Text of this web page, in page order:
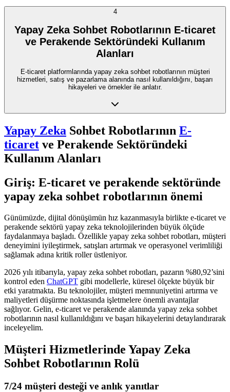
4
Yapay Zeka Sohbet Robotlarının E-ticaret
ve Perakende Sektöründeki Kullanım
Alanları
E-ticaret platformlarında yapay zeka sohbet robotlarının müşteri
hizmetleri, satış ve pazarlama alanında nasıl kullanıldığını, başarı
hikayeleri ve örnekler ile anlatır.
Yapay Zeka Sohbet Robotlarının E-
ticaret ve Perakende Sektöründeki
Kullanım Alanları
Giriş: E-ticaret ve perakende sektöründe
yapay zeka sohbet robotlarının önemi
Günümüzde, dijital dönüşümün hız kazanmasıyla birlikte e-ticaret ve
perakende sektörü yapay zeka teknolojilerinden büyük ölçüde
faydalanmaya başladı. Özellikle yapay zeka sohbet robotları, müşteri
deneyimini iyileştirmek, satışları artırmak ve operasyonel verimliliği
sağlamak adına kritik roller üstleniyor.
2026 yılı itibarıyla, yapay zeka sohbet robotları, pazarın %80,92’sini
kontrol eden ChatGPT gibi modellerle, küresel ölçekte büyük bir
etki yaratmakta. Bu teknolojiler, müşteri memnuniyetini artırma ve
maliyetleri düşürme noktasında işletmelere önemli avantajlar
sağlıyor. Gelin, e-ticaret ve perakende alanında yapay zeka sohbet
robotlarının nasıl kullanıldığını ve başarı hikayelerini detaylandırarak
inceleyelim.
Müşteri Hizmetlerinde Yapay Zeka
Sohbet Robotlarının Rolü
7/24 müşteri desteği ve anlık yanıtlar